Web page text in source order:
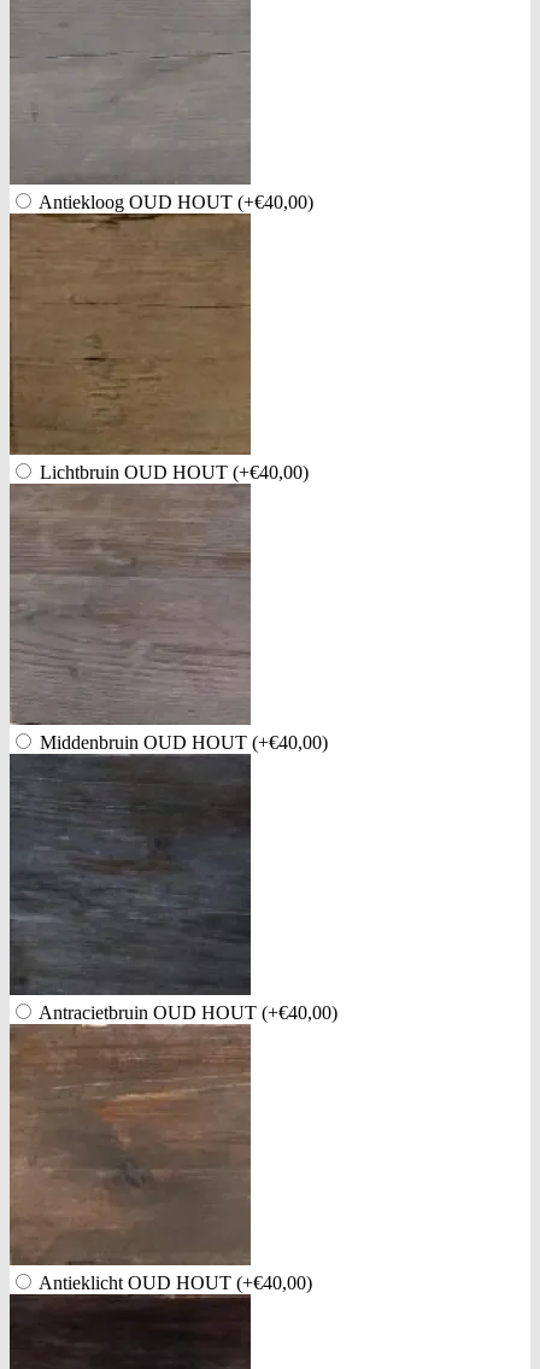
Antiekloog OUD HOUT (+€40,00)
Lichtbruin OUD HOUT (+€40,00)
Middenbruin OUD HOUT (+€40,00)
Antracietbruin OUD HOUT (+€40,00)
Antieklicht OUD HOUT (+€40,00)